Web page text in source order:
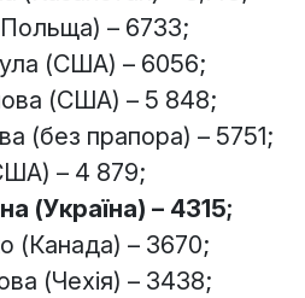
– 6733;
(США) – 6056;
(США) – 5 848;
(без прапора) – 5751;
– 4 879;
(Україна) – 4315;
(Канада) – 3670;
(Чехія) – 3438;